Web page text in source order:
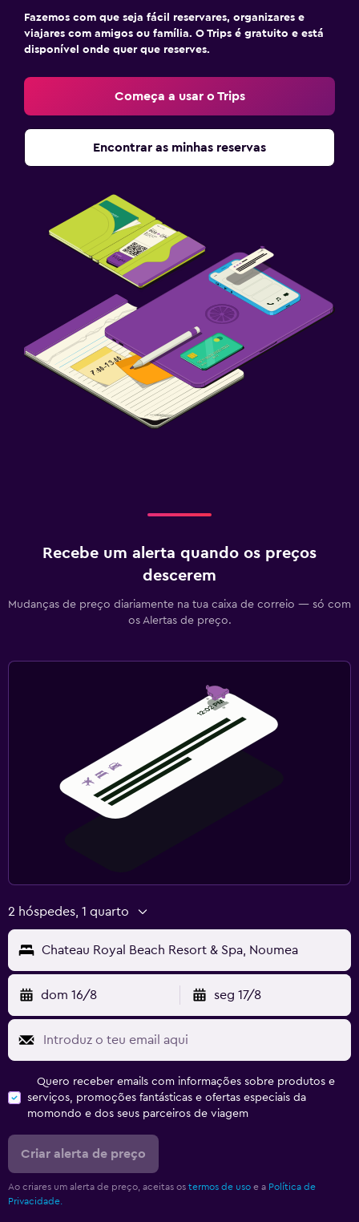
Fazemos com que seja fácil reservares, organizares e
viajares com amigos ou família. O Trips é gratuito e está
disponível onde quer que reserves.
Começa a usar o Trips
Encontrar as minhas reservas
Recebe um alerta quando os preços
descerem
Mudanças de preço diariamente na tua caixa de correio — só com
os Alertas de preço.
2 hóspedes, 1 quarto
Chateau Royal Beach Resort & Spa, Noumea
dom 16/8 seg 17/8
Quero receber emails com informações sobre produtos e
serviços, promoções fantásticas e ofertas especiais da
momondo e dos seus parceiros de viagem
Criar alerta de preço
Ao criares um alerta de preço, aceitas os termos de uso e a Política de
Privacidade.